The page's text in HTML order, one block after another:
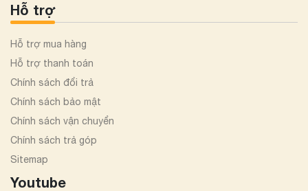
Hỗ trợ
Hỗ trợ mua hàng
Hỗ trợ thanh toán
Chính sách đổi trả
Chính sách bảo mật
Chính sách vận chuyển
Chính sách trả góp
Sitemap
Youtube